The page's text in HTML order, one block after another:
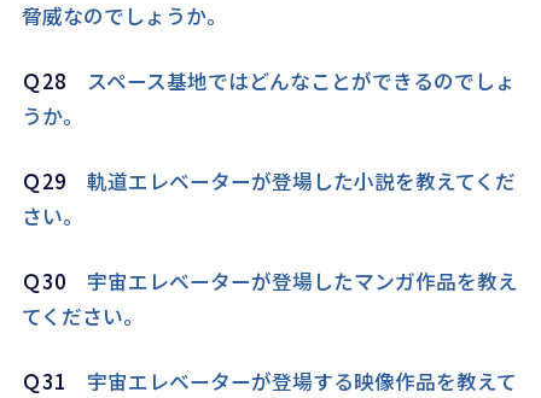
脅威なのでしょうか。
Ｑ28 スペース基地ではどんなことができるのでしょ
うか。
Ｑ29 軌道エレベーターが登場した小説を教えてくだ
さい。
Ｑ30 宇宙エレベーターが登場したマンガ作品を教え
てください。
Ｑ31 宇宙エレベーターが登場する映像作品を教えて